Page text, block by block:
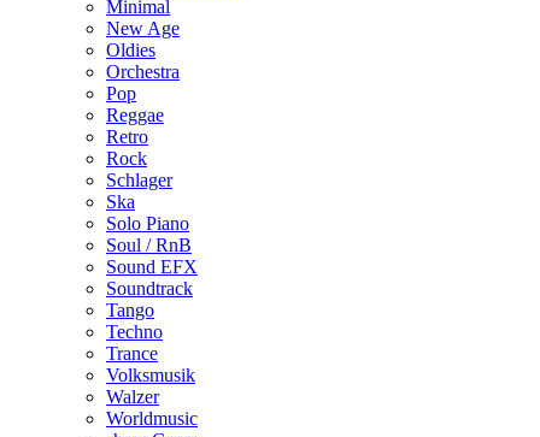
Minimal
New Age
Oldies
Orchestra
Pop
Reggae
Retro
Rock
Schlager
Ska
Solo Piano
Soul / RnB
Sound EFX
Soundtrack
Tango
Techno
Trance
Volksmusik
Walzer
Worldmusic